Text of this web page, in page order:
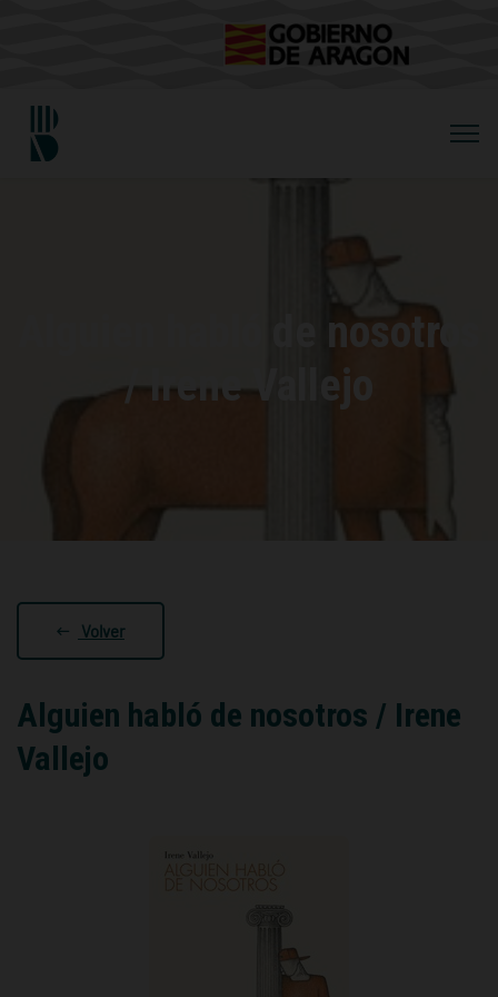
Alguien habló de nosotros
/ Irene Vallejo
Volver
Alguien habló de nosotros / Irene
Vallejo